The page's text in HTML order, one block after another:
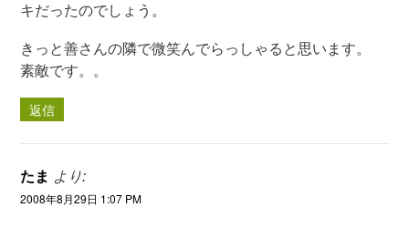
キだったのでしょう。
きっと善さんの隣で微笑んでらっしゃると思います。
素敵です。。
返信
たま より:
2008年8月29日 1:07 PM